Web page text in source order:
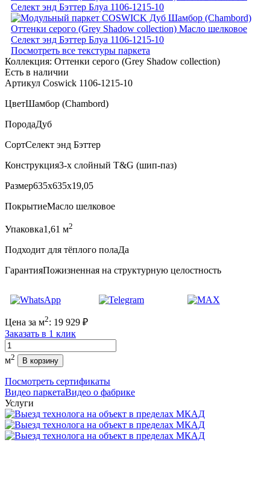
Посмотреть все текстуры паркета
Коллекция: Оттенки серого (Grеy Shadow collection)
Есть в наличии
Артикул Coswick 1106-1215-10
ЦветШамбор (Chambord)
ПородаДуб
СортСелект энд Бэттер
Конструкция3-х слойный T&G (шип-паз)
Размер635x635x19,05
ПокрытиеМасло шелковое
Упаковка1,61 м2
Подходит для тёплого полаДа
ГарантияПожизненная на структурную целостность
Цена за м2: 19 929 ₽
Заказать в 1 клик
Количество
м2 В корзину
Посмотреть сертификаты
Видео паркетаВидео о фабрике
Услуги